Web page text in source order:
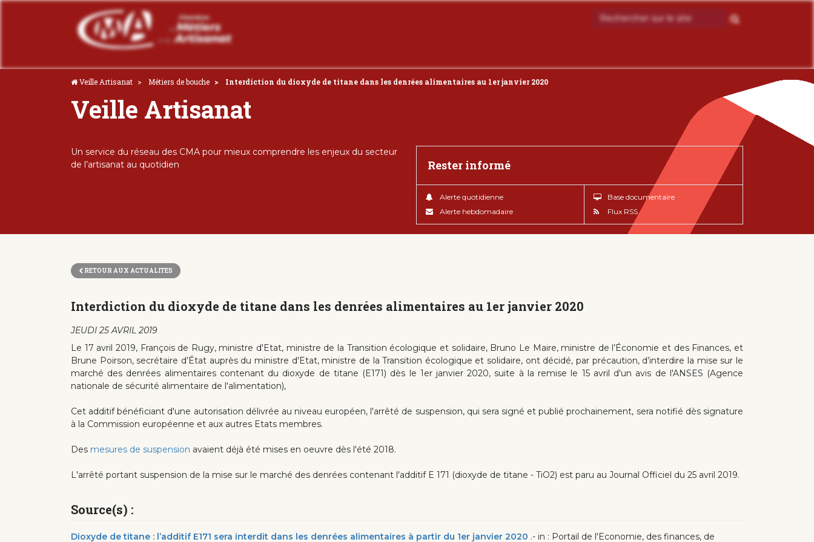
Veille Artisanat Métiers de bouche Interdiction du dioxyde de titane dans les denrées alimentaires au 1er janvier 2020
Veille Artisanat
Un service du réseau des CMA pour mieux comprendre les enjeux du secteur
de l’artisanat au quotidien
Rester informé
Alerte quotidienne
Alerte hebdomadaire
Base documentaire
Flux RSS
RETOUR AUX ACTUALITES
Interdiction du dioxyde de titane dans les denrées alimentaires au 1er janvier 2020
JEUDI 25 AVRIL 2019
Le 17 avril 2019, François de Rugy, ministre d'Etat, ministre de la Transition écologique et solidaire, Bruno Le Maire, ministre de l’Économie et des Finances, et
Brune Poirson, secrétaire d’État auprès du ministre d'Etat, ministre de la Transition écologique et solidaire, ont décidé, par précaution, d’interdire la mise sur le
marché des denrées alimentaires contenant du dioxyde de titane (E171) dès le 1er janvier 2020, suite à la remise le 15 avril d'un avis de l'ANSES (Agence
nationale de sécurité alimentaire de l'alimentation),
Cet additif bénéficiant d'une autorisation délivrée au niveau européen, l'arrêté de suspension, qui sera signé et publié prochainement, sera notifié dès signature
à la Commission européenne et aux autres Etats membres.
Des mesures de suspension avaient déjà été mises en oeuvre dès l'été 2018.
L'arrêté portant suspension de la mise sur le marché des denrées contenant l'additif E 171 (dioxyde de titane - TiO2) est paru au Journal Officiel du 25 avril 2019.
Source(s) :
Dioxyde de titane : l’additif E171 sera interdit dans les denrées alimentaires à partir du 1er janvier 2020 .- in : Portail de l'Economie, des finances, de